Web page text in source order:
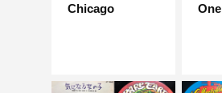
Chicago
One